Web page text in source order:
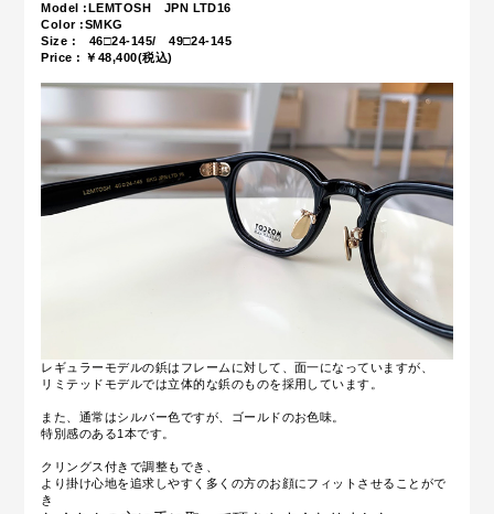
Model :LEMTOSH JPN LTD16
Color :SMKG
Size : 46□24-145/ 49□24-145
Price : ￥48,400(税込)
レギュラーモデルの鋲はフレームに対して、 面一になっていますが、
リミテッドモデルでは立体的な鋲のものを採用しています。
また、通常はシルバー色ですが、ゴールドのお色味。
特別感のある1本です。
クリングス付きで調整もでき、
より掛け心地を追求しやすく多くの方のお顔にフィットさせることがで
き